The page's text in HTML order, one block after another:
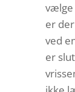
vælge
er
ved
er